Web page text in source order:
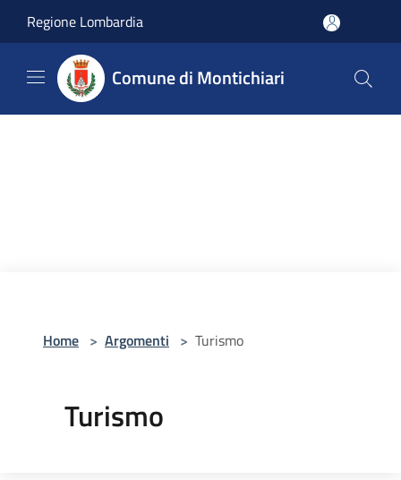
Regione Lombardia
Comune di Montichiari
Home > Argomenti > Turismo
Turismo